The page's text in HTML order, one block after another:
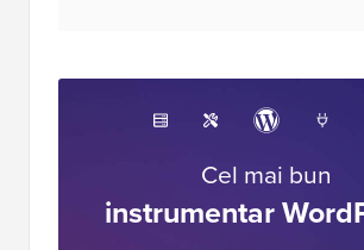
Cel mai bun
instrumentar